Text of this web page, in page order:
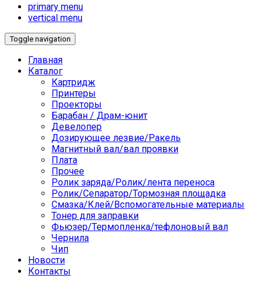
primary menu
vertical menu
Toggle navigation
Главная
Каталог
Картридж
Принтеры
Проекторы
Барабан / Драм-юнит
Девелопер
Дозирующее лезвие/Ракель
Магнитный вал/вал проявки
Плата
Прочее
Ролик заряда/Ролик/лента переноса
Ролик/Сепаратор/Тормозная площадка
Смазка/Клей/Вспомогательные материалы
Тонер для заправки
Фьюзер/Термопленка/тефлоновый вал
Чернила
Чип
Новости
Контакты